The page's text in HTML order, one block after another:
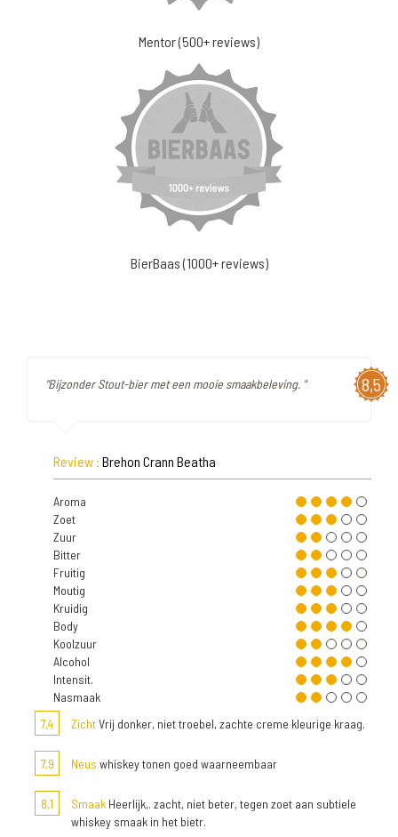
Mentor (500+ reviews)
BierBaas (1000+ reviews)
8,5
"Bijzonder Stout-bier met een mooie smaakbeleving. "
Review : Brehon Crann Beatha
Aroma
Zoet
Zuur
Bitter
Fruitig
Moutig
Kruidig
Body
Koolzuur
Alcohol
Intensit.
Nasmaak
7,4
ZichtVrij donker, niet troebel, zachte creme kleurige kraag.
7,9 Neus whiskey tonen goed waarneembaar
8,1 Smaak Heerlijk,. zacht, niet beter, tegen zoet aan subtiele
whiskey smaak in het bietr.